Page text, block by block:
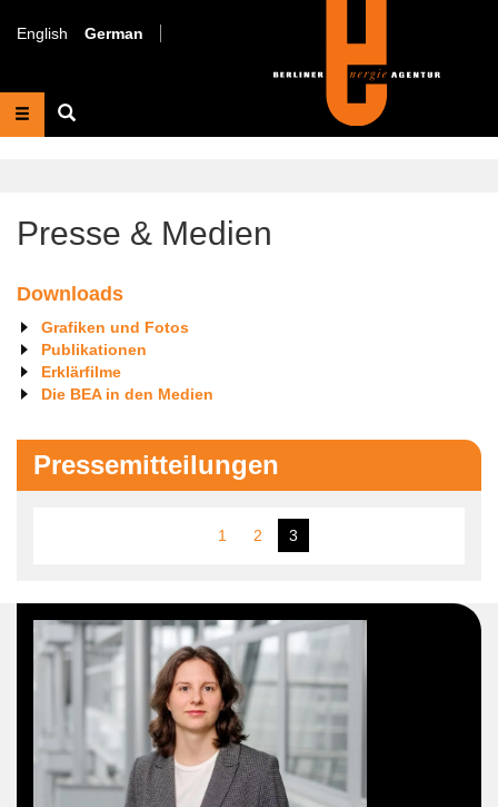
zum
Suche
English German
Presse & Medien
Downloads
Grafiken und Fotos
Publikationen
Erklärfilme
Die BEA in den Medien
Pressemitteilungen
Seite
1 Seite
2
Aktuelle
Seite
3